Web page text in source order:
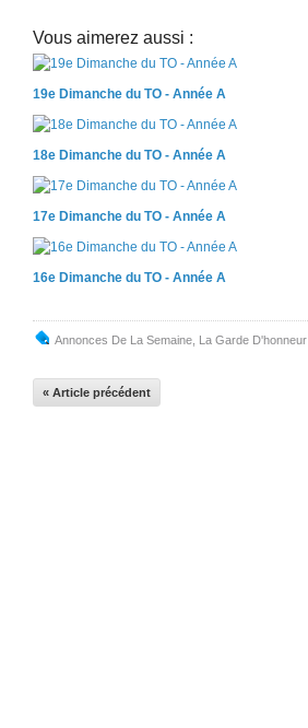
Vous aimerez aussi :
19e Dimanche du TO - Année A
18e Dimanche du TO - Année A
17e Dimanche du TO - Année A
16e Dimanche du TO - Année A
Annonces De La Semaine La Garde D'honneur
« Article précédent